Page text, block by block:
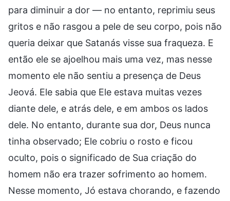
para diminuir a dor — no entanto, reprimiu seus
gritos e não rasgou a pele de seu corpo, pois não
queria deixar que Satanás visse sua fraqueza. E
então ele se ajoelhou mais uma vez, mas nesse
momento ele não sentiu a presença de Deus
Jeová. Ele sabia que Ele estava muitas vezes
diante dele, e atrás dele, e em ambos os lados
dele. No entanto, durante sua dor, Deus nunca
tinha observado; Ele cobriu o rosto e ficou
oculto, pois o significado de Sua criação do
homem não era trazer sofrimento ao homem.
Nesse momento, Jó estava chorando, e fazendo